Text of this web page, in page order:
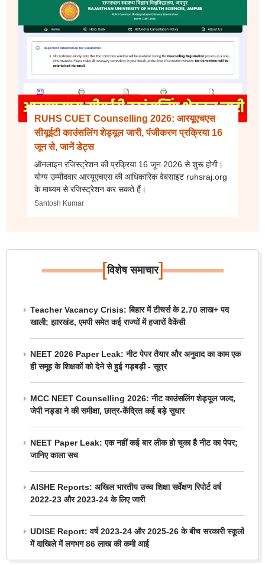
RUHS CUET Counselling 2026: आरयूएचएस
सीयूईटी काउंसलिंग शेड्यूल जारी, पंजीकरण प्रक्रिया 16
जून से, जानें डेट्स
ऑनलाइन रजिस्ट्रेशन की प्रक्रिया 16 जून 2026 से शुरू होगी।
योग्य उम्मीदवार आरयूएचएस की आधिकारिक वेबसाइट ruhsraj.org
के माध्यम से रजिस्ट्रेशन कर सकते हैं।
Santosh Kumar
[विशेष समाचार]
Teacher Vacancy Crisis: बिहार में टीचर्स के 2.70 लाख+ पद
खाली; झारखंड, एमपी समेत कई राज्यों में हजारों वैकेंसी
NEET 2026 Paper Leak: नीट पेपर तैयार और अनुवाद का काम एक
ही समूह के शिक्षकों को देने से हुई गड़बड़ी - सूत्र
MCC NEET Counselling 2026: नीट काउंसलिंग शेड्यूल जल्द,
जेपी नड्डा ने की समीक्षा, छात्र-केंद्रित कई बड़े सुधार
NEET Paper Leak: एक नहीं कई बार लीक हो चुका है नीट का पेपर;
जानिए काला सच
AISHE Reports: अखिल भारतीय उच्च शिक्षा सर्वेक्षण रिपोर्ट वर्ष
2022-23 और 2023-24 के लिए जारी
UDISE Report: वर्ष 2023-24 और 2025-26 के बीच सरकारी स्कूलों
में दाखिले में लगभग 86 लाख की कमी आई